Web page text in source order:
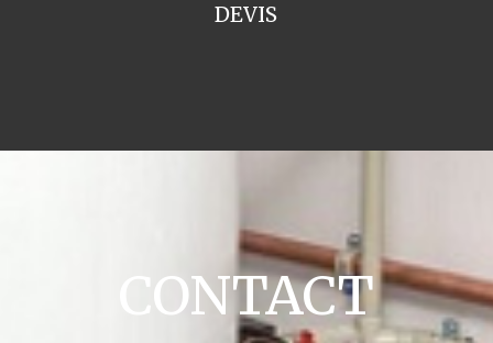
DEVIS
CONTACT